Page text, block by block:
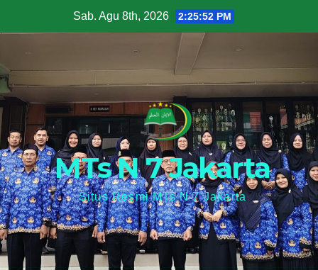
to
Sab. Agu 8th, 2026 2:25:53 PM
MTs N 7 Jakarta
Situs Resmi MTs N 7 Jakarta